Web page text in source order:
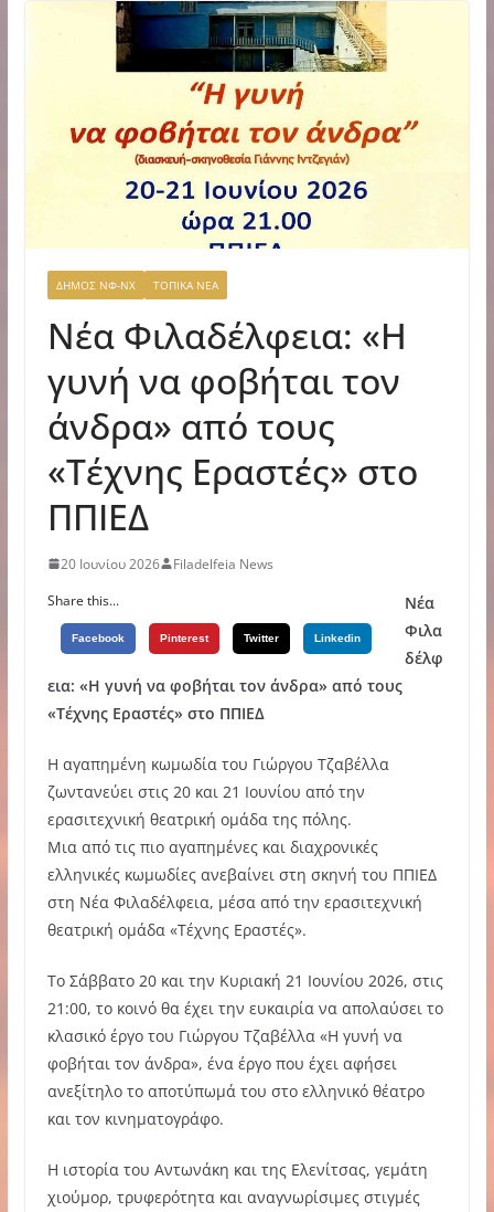
ΔΗΜΟΣ ΝΦ-ΝΧ ΤΟΠΙΚΑ ΝΕΑ
Νέα Φιλαδέλφεια: «Η
γυνή να φοβήται τον
άνδρα» από τους
«Τέχνης Εραστές» στο
ΠΠΙΕΔ
20 Ιουνίου 2026
Filadelfeia News
Share this...
Facebook Pinterest Twitter Linkedin
Νέα
Φιλα
δέλφ
εια: «Η γυνή να φοβήται τον άνδρα» από τους
«Τέχνης Εραστές» στο ΠΠΙΕΔ
Η αγαπημένη κωμωδία του Γιώργου Τζαβέλλα
ζωντανεύει στις 20 και 21 Ιουνίου από την
ερασιτεχνική θεατρική ομάδα της πόλης.
Μια από τις πιο αγαπημένες και διαχρονικές
ελληνικές κωμωδίες ανεβαίνει στη σκηνή του ΠΠΙΕΔ
στη Νέα Φιλαδέλφεια, μέσα από την ερασιτεχνική
θεατρική ομάδα «Τέχνης Εραστές».
Το Σάββατο 20 και την Κυριακή 21 Ιουνίου 2026, στις
21:00, το κοινό θα έχει την ευκαιρία να απολαύσει το
κλασικό έργο του Γιώργου Τζαβέλλα «Η γυνή να
φοβήται τον άνδρα», ένα έργο που έχει αφήσει
ανεξίτηλο το αποτύπωμά του στο ελληνικό θέατρο
και τον κινηματογράφο.
Η ιστορία του Αντωνάκη και της Ελενίτσας, γεμάτη
χιούμορ, τρυφερότητα και αναγνωρίσιμες στιγμές